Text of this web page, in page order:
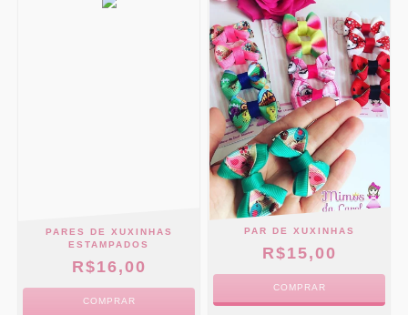
PARES DE XUXINHAS
ESTAMPADOS
R$16,00
COMPRAR
PAR DE XUXINHAS
R$15,00
COMPRAR